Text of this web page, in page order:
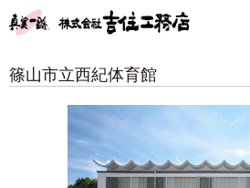
篠山市立西紀体育館